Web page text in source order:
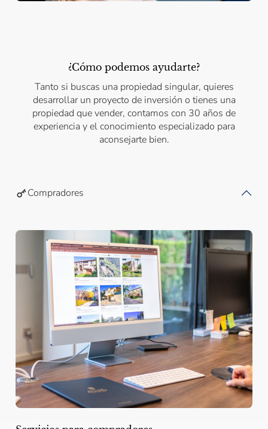
¿Cómo podemos ayudarte?
Tanto si buscas una propiedad singular, quieres
desarrollar un proyecto de inversión o tienes una
propiedad que vender, contamos con 30 años de
experiencia y el conocimiento especializado para
aconsejarte bien.
Compradores